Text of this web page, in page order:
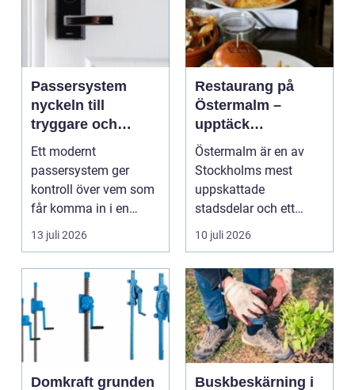
Passersystem
nyckeln till
tryggare och
smidigare tillträde
Ett modernt
passersystem ger
kontroll över vem som
får komma in i en
byggnad, när de får
komma in oc...
13 juli 2026
Restaurang på
Östermalm –
upptäck
matupplevelser i
en av Stockholms
mest attraktiva
stadsdelar
Östermalm är en av
Stockholms mest
uppskattade
stadsdelar och ett
självklart val f&ou...
10 juli 2026
Domkraft grunden
Buskbeskärning i